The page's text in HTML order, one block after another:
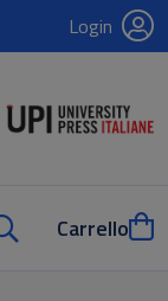
Login
Carrello